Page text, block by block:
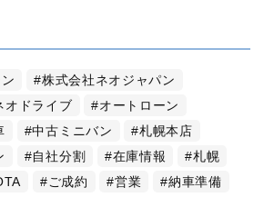
株式会社ネオジャパン
オドライブ
オートローン
中古ミニバン
札幌本店
自社分割 在庫情報
札幌
ご成約 営業
納車準備